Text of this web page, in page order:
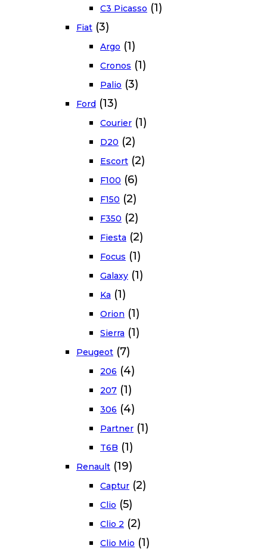
C3 Picasso (1)
Fiat (3)
Argo (1)
Cronos (1)
Palio (3)
Ford (13)
Courier (1)
D20 (2)
Escort (2)
F100 (6)
F150 (2)
F350 (2)
Fiesta (2)
Focus (1)
Galaxy (1)
Ka (1)
Orion (1)
Sierra (1)
Peugeot (7)
206 (4)
207 (1)
306 (4)
Partner (1)
T6B (1)
Renault (19)
Captur (2)
Clio (5)
Clio 2 (2)
Clio Mio (1)